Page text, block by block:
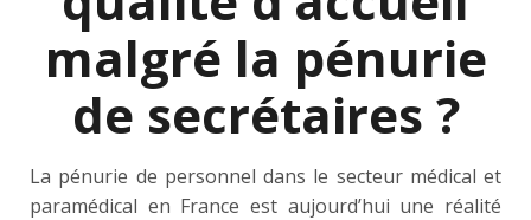
malgré la pénurie
de secrétaires ?
La pénurie de personnel dans le secteur médical et
paramédical en France est aujourd’hui une réalité